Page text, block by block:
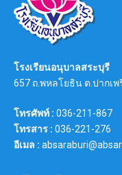
โรงเรียนอนุบาลสระบุรี
657 ถ.พหลโยธิน ต.ปากเพ
โทรศัพท์ : 036-211-867
โทรสาร : 036-221-276
อีเมล :